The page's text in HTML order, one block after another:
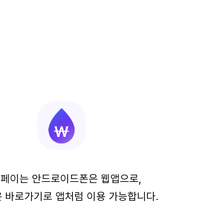
이는 안드로이드폰은 웹앱으로,
바로가기로 앱처럼 이용 가능합니다.